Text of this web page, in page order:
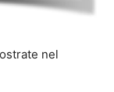
nel